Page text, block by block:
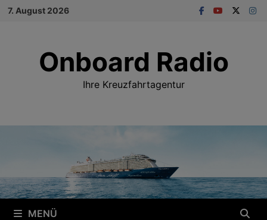
Zum
7. August 2026
Onboard Radio
Ihre Kreuzfahrtagentur
MENÜ